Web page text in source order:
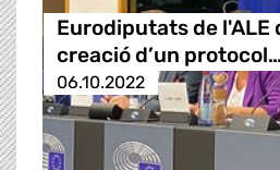
Eurodiputats de l'ALE
creació d’un protocol…
06.10.2022